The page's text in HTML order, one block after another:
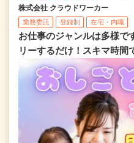
株式会社 クラウドワーカー
業務委託 登録制 在宅・内職
お仕事のジャンルは多様で
リーするだけ！スキマ時間